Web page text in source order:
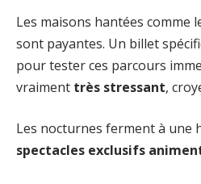
Les maisons hantées comme
sont payantes. Un billet
pour tester ces parcours
vraiment très stressant,
Les nocturnes ferment à une
spectacles exclusifs